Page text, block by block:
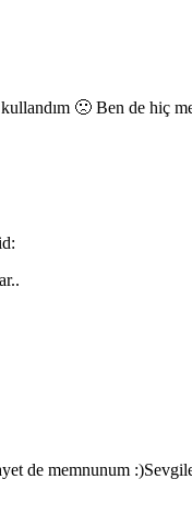
🙁 Ben de hiç
de memnunum